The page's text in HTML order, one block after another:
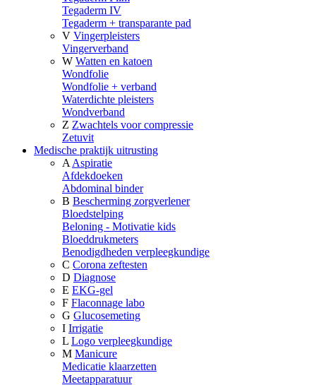
Tegaderm IV
Tegaderm + transparante pad
V Vingerpleisters
Vingerverband
W Watten en katoen
Wondfolie
Wondfolie + verband
Waterdichte pleisters
Wondverband
Z Zwachtels voor compressie
Zetuvit
Medische praktijk uitrusting
A Aspiratie
Afdekdoeken
Abdominal binder
B Bescherming zorgverlener
Bloedstelping
Beloning - Motivatie kids
Bloeddrukmeters
Benodigdheden verpleegkundige
C Corona zeftesten
D Diagnose
E EKG-gel
F Flaconnage labo
G Glucosemeting
I Irrigatie
L Logo verpleegkundige
M Manicure
Medicatie klaarzetten
Meetapparatuur